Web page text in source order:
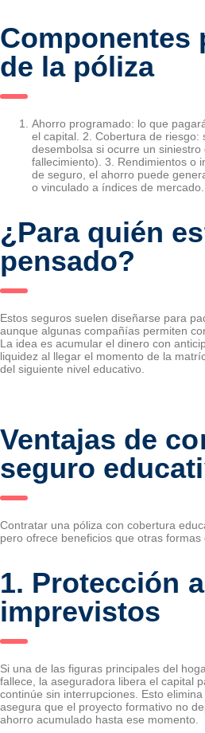
Componentes
de la póliza
Ahorro programado: lo que
el capital. 2. Cobertura de riesgo:
desembolsa si ocurre un siniestro
fallecimiento). 3. Rendimientos o
de seguro, el ahorro puede
o vinculado a índices de mercado.
¿Para quién
pensado?
Estos seguros suelen diseñarse para
aunque algunas compañías permiten
La idea es acumular el dinero con
liquidez al llegar el momento de la
del siguiente nivel educativo.
Ventajas de
seguro
Contratar una póliza con cobertura
pero ofrece beneficios que otras formas
1. Protección
imprevistos
Si una de las figuras principales del
fallece, la aseguradora libera el capital
continúe sin interrupciones. Esto
asegura que el proyecto formativo no
ahorro acumulado hasta ese momento.